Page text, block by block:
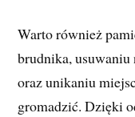
Warto również
brudnika,
oraz unikaniu
gromadzić. Dzięki